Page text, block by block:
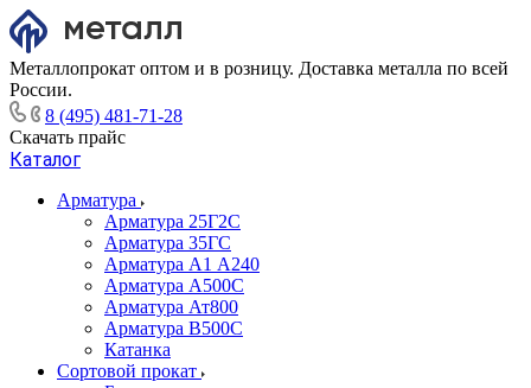
Металлопрокат оптом и в розницу. Доставка металла по всей
России.
8 (495) 481-71-28
Скачать прайс
Каталог
Арматура
Арматура 25Г2С
Арматура 35ГС
Арматура А1 А240
Арматура А500С
Арматура Ат800
Арматура В500С
Катанка
Сортовой прокат